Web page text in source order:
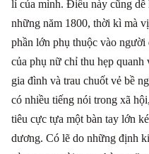
lí của mình. Điều này cũng dễ
những năm 1800, thời kì mà
phần lớn phụ thuộc vào
của phụ nữ chỉ thu hẹp
gia đình và trau chuốt vẻ bề
có nhiều tiếng nói trong xã
tiêu cực tựa một bàn tay lớn
dương. Có lẽ do những định